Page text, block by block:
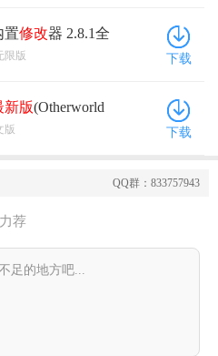
置修改器 2.8.1全
限版 下载
新版(Otherworld
版 下载
QQ群：833757943
力荐